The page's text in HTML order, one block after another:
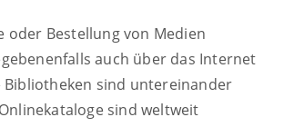
oder Bestellung von Medien
auch über das Internet
Bibliotheken sind untereinander
sind weltweit